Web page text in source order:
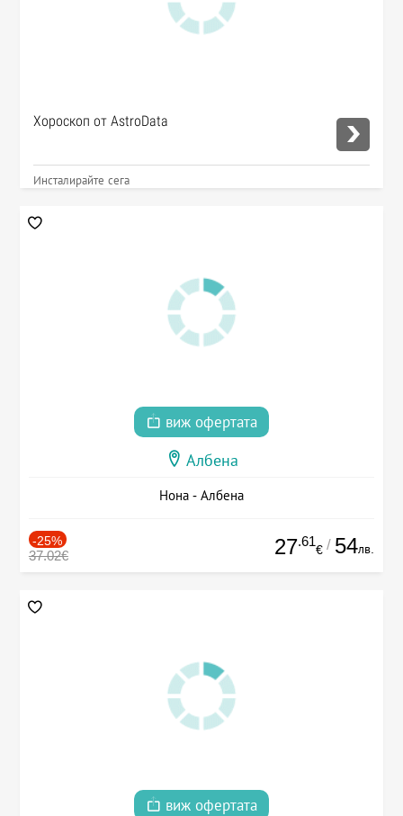
Хороскоп от AstroData
Инсталирайте сега
виж офертата
Албена
Нона - Албена
-25%
37.02€ 27.61
€ / 54лв.
виж офертата